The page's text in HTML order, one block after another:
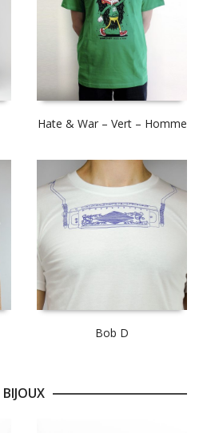
Hate & War – Vert – Homme
Bob D
BIJOUX